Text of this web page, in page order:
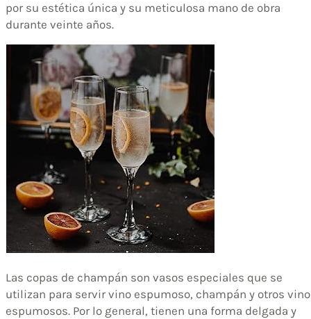
por su estética única y su meticulosa mano de obra
durante veinte años.
Las copas de champán son vasos especiales que se
utilizan para servir vino espumoso, champán y otros
espumosos. Por lo general, tienen una forma delgada y